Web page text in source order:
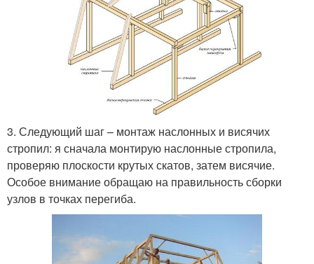
3. Следующий шаг – монтаж наслонных и висячих
стропил: я сначала монтирую наслонные стропила,
проверяю плоскости крутых скатов, затем висячие.
Особое внимание обращаю на правильность сборки
узлов в точках перегиба.